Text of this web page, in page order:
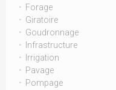
Forage
Giratoire
Goudronnage
Infrastructure
Irrigation
Pavage
Pompage